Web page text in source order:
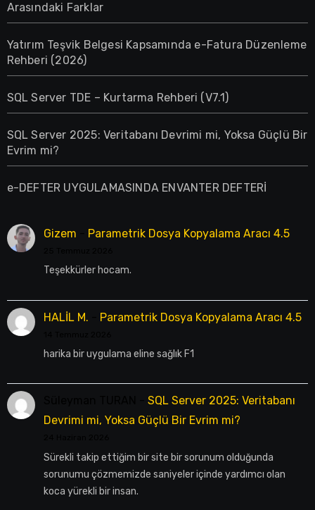
Arasındaki Farklar
Yatırım Teşvik Belgesi Kapsamında e-Fatura Düzenleme
Rehberi (2026)
SQL Server TDE – Kurtarma Rehberi (V7.1)
SQL Server 2025: Veritabanı Devrimi mi, Yoksa Güçlü Bir
Evrim mi?
e-DEFTER UYGULAMASINDA ENVANTER DEFTERİ
Gizem Parametrik Dosya Kopyalama Aracı 4.5
Teşekkürler hocam.
HALİL M. Parametrik Dosya Kopyalama Aracı 4.5
harika bir uygulama eline sağlık F1
SQL Server 2025: Veritabanı
Devrimi mi, Yoksa Güçlü Bir Evrim mi?
Sürekli takip ettiğim bir site bir sorunum olduğunda
sorunumu çözmemizde saniyeler içinde yardımcı olan
koca yürekli bir insan.